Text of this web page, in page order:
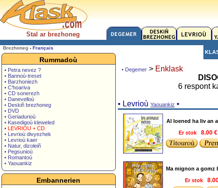
Stal ar brezhoneg
Brezhoneg - Français
Rummadoù
• Petra nevez ?
• Bannoù-treset
• Barzhoniezh
• C'hoariva
• CD sonerezh
• Danevelloù
• Deskiñ brezhoneg
• DVD
• Geriadurioù
• Kasedigoù kleweled
• LEVRIOU + CD
• Levrioù divyezhek
• Levrioù kaer
• Natur, dizoleiñ
• Pegsunioù
• Romantoù
• Yaouankiz
Embannerien
• Degemer > Enklask
6 respont
• Levrioù Yaouankiz •
Al loened ha liv an
Er stok
8.00
Ma mignon a gomz
Er stok